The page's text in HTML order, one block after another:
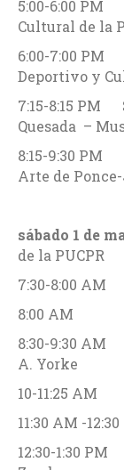
5:00-6:00 PM
Cultural de la
6:00-7:00 PM
Deportivo y
7:15-8:15 PM
Quesada –
8:15-9:30 PM
Arte de
sábado 1 de
de la PUCPR
7:30-8:00
8:00
8:30-9:30
A. Yorke
10-11:25
11:30 AM -
12:30-1:30